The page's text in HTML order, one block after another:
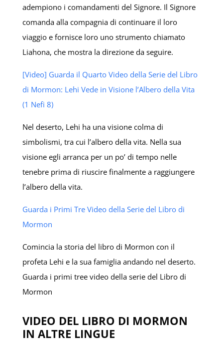
adempiono i comandamenti del Signore. Il Signore
comanda alla compagnia di continuare il loro
viaggio e fornisce loro uno strumento chiamato
Liahona, che mostra la direzione da seguire.
[Video] Guarda il Quarto Video della Serie del Libro
di Mormon: Lehi Vede in Visione l’Albero della Vita
(1 Nefi 8)
Nel deserto, Lehi ha una visione colma di
simbolismi, tra cui l’albero della vita. Nella sua
visione egli arranca per un po’ di tempo nelle
tenebre prima di riuscire finalmente a raggiungere
l’albero della vita.
Guarda i Primi Tre Video della Serie del Libro di
Mormon
Comincia la storia del libro di Mormon con il
profeta Lehi e la sua famiglia andando nel deserto.
Guarda i primi tree video della serie del Libro di
Mormon
VIDEO DEL LIBRO DI MORMON
IN ALTRE LINGUE